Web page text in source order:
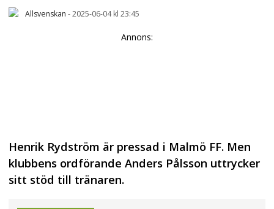
Allsvenskan -2025-06-04 kl 23:45
Annons:
Henrik Rydström är pressad i Malmö FF. Men
klubbens ordförande Anders Pålsson uttrycker
sitt stöd till tränaren.